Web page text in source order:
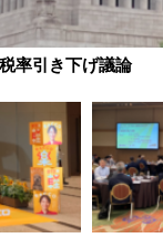
率引き下げ議論